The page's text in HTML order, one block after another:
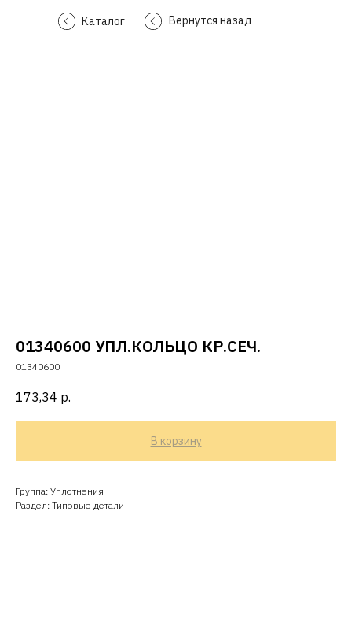
Каталог Вернутся назад
01340600 УПЛ.КОЛЬЦО КР.СЕЧ.
01340600
173,34 р.
В корзину
Группа: Уплотнения
Раздел: Типовые детали